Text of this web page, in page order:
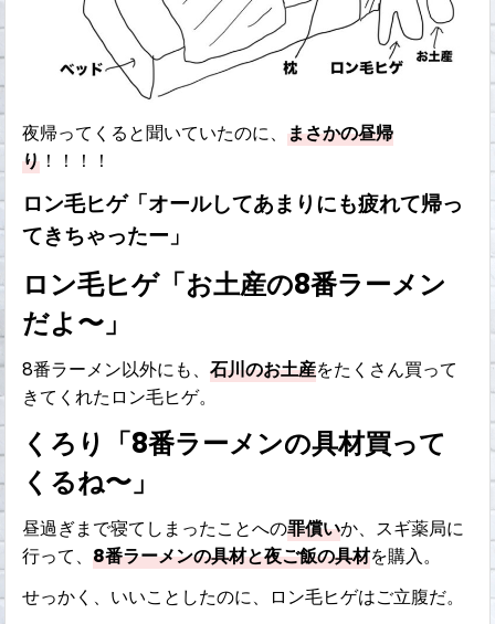
夜帰ってくると聞いていたのに、まさかの昼帰
り ！！！！
ロン毛ヒゲ「オールしてあまりにも疲れて帰っ
てきちゃったー」
ロン毛ヒゲ「お土産の8番ラーメン
だよ〜」
8番ラーメン以外にも、石川のお土産をたくさん買って
きてくれたロン毛ヒゲ。
くろり「8番ラーメンの具材買って
くるね〜」
昼過ぎまで寝てしまったことへの罪償いか、スギ薬局に
行って、8番ラーメンの具材と夜ご飯の具材を購入。
せっかく、いいことしたのに、ロン毛ヒゲはご立腹だ。